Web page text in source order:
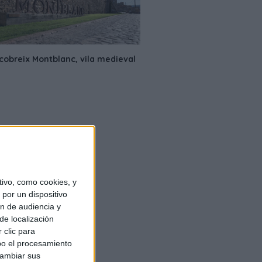
como cookies, y
un dispositivo
de audiencia y
localización
clic para
el procesamiento
sus